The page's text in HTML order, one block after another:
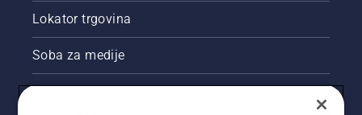
Lokator trgovina
Soba za medije
Akcije